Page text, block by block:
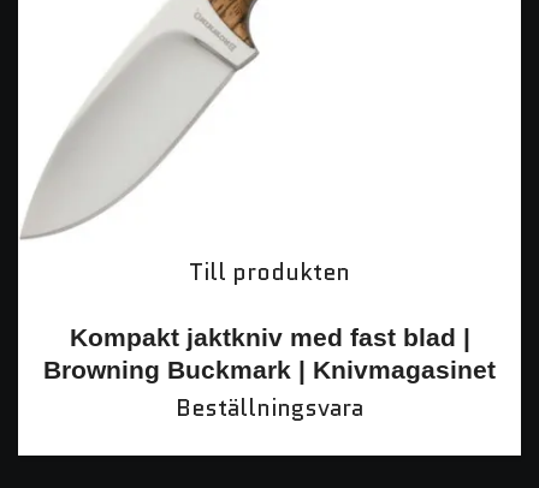
Till produkten
Kompakt jaktkniv med fast blad |
Browning Buckmark | Knivmagasinet
Beställningsvara